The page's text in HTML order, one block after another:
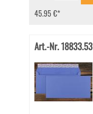
45.95 €*
Art.-Nr. 18833.53